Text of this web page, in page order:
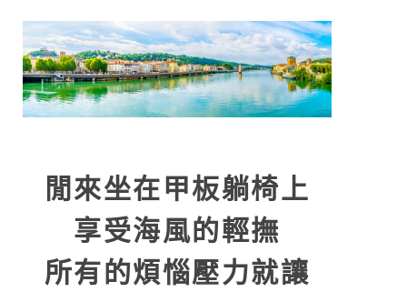
閒來坐在甲板躺椅上
享受海風的輕撫
所有的煩惱壓力就讓